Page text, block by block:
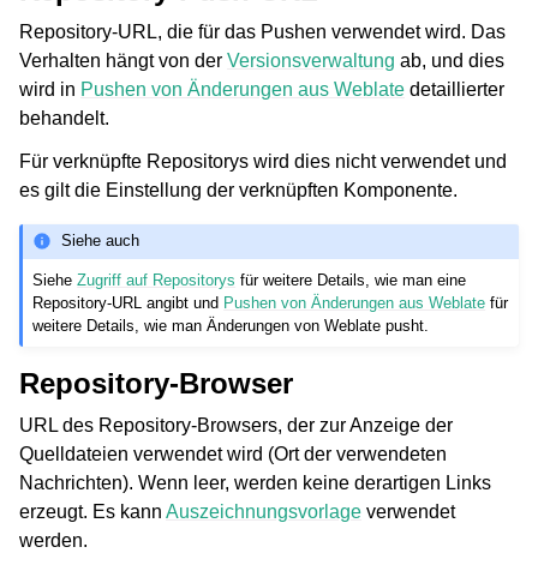
Repository-URL, die für das Pushen verwendet wird. Das
Verhalten hängt von der Versionsverwaltung ab, und dies
wird in Pushen von Änderungen aus Weblate detaillierter
behandelt.
Für verknüpfte Repositorys wird dies nicht verwendet und
es gilt die Einstellung der verknüpften Komponente.
Siehe auch
SieheZugriff auf Repositorys für weitere Details, wie man eine
Repository-URL angibt und Pushen von Änderungen aus Weblate für
weitere Details, wie man Änderungen von Weblate pusht.
Repository-Browser
URL des Repository-Browsers, der zur Anzeige der
Quelldateien verwendet wird (Ort der verwendeten
Nachrichten). Wenn leer, werden keine derartigen Links
erzeugt. Es kann Auszeichnungsvorlage verwendet
werden.